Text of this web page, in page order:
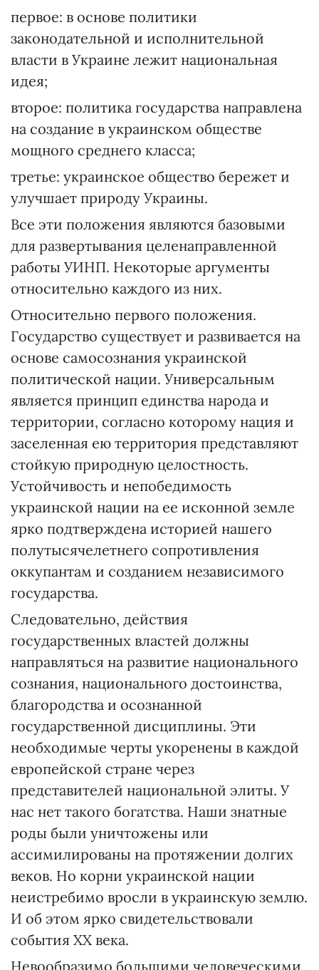
первое: в основе политики
законодательной и исполнительной
власти в Украине лежит национальная
идея;
второе: политика государства направлена
на создание в украинском обществе
мощного среднего класса;
третье: украинское общество бережет и
улучшает природу Украины.
Все эти положения являются базовыми
для развертывания целенаправленной
работы УИНП. Некоторые аргументы
относительно каждого из них.
Относительно первого положения.
Государство существует и развивается на
основе самосознания украинской
политической нации. Универсальным
является принцип единства народа и
территории, согласно которому нация и
заселенная ею территория представляют
стойкую природную целостность.
Устойчивость и непобедимость
украинской нации на ее исконной земле
ярко подтверждена историей нашего
полутысячелетнего сопротивления
оккупантам и созданием независимого
государства.
Следовательно, действия
государственных властей должны
направляться на развитие национального
сознания, национального досто­инства,
благородства и осознанной
государственной дисциплины. Эти
необходимые черты укоренены в каж­дой
европейской стране через
представителей национальной элиты. У
нас нет такого богатства. Наши знатные
роды были уничтожены или
ассимилированы на протяжении долгих
веков. Но корни украинской нации
неистребимо вросли в украинскую землю.
И об этом ярко сви­детельствовали
события ХХ века.
Невообразимо большими человеческими